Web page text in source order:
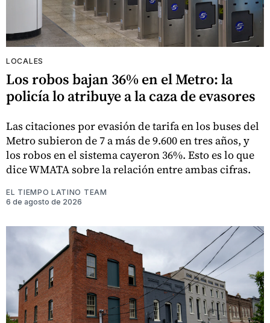
LOCALES
Los robos bajan 36% en el Metro: la
policía lo atribuye a la caza de evasores
Las citaciones por evasión de tarifa en los buses del
Metro subieron de 7 a más de 9.600 en tres años, y
los robos en el sistema cayeron 36%. Esto es lo que
dice WMATA sobre la relación entre ambas cifras.
EL TIEMPO LATINO TEAM
6 de agosto de 2026